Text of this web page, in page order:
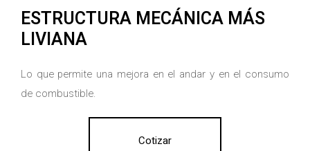
ESTRUCTURA MECÁNICA MÁS
LIVIANA
Lo que permite una mejora en el andar y en el consumo
de combustible.
Cotizar